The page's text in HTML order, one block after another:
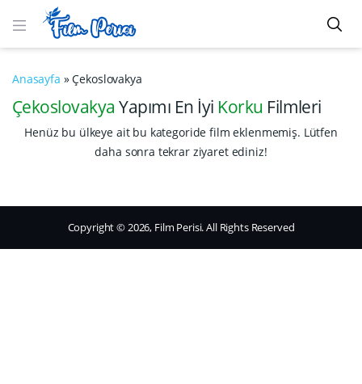
Anasayfa »Çekoslovakya
Çekoslovakya Yapımı En İyi Korku Filmleri
Henüz bu ülkeye ait bu kategoride film eklenmemiş. Lütfen
daha sonra tekrar ziyaret ediniz!
Copyright © 2026, Film Perisi. All Rights Reserved